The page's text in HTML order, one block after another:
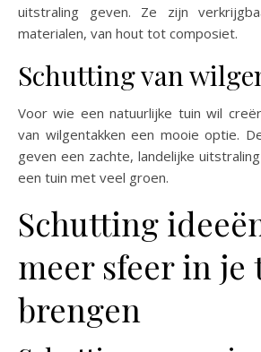
uitstraling geven. Ze zijn
materialen, van hout tot composiet.
Schutting van
Voor wie een natuurlijke tuin wil
van wilgentakken een mooie optie.
geven een zachte, landelijke
een tuin met veel groen.
Schutting
meer sfeer in je
brengen